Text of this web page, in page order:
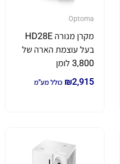
Optoma
מקרן מנורה HD28E
בעל עוצמת הארה של
3,800 לומן
₪2,915 כולל מע"מ